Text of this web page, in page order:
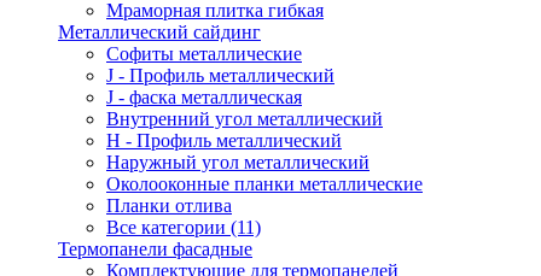
Мраморная плитка гибкая
Металлический сайдинг
Cофиты металлические
J - Профиль металлический
J - фаска металлическая
Внутренний угол металлический
Н - Профиль металлический
Наружный угол металлический
Околооконные планки металлические
Планки отлива
Все категории (11)
Термопанели фасадные
Комплектующие для термопанелей